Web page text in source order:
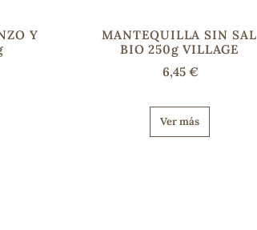
Y
MANTEQUILLA SIN SAL
BIO 250g VILLAGE
6,45 €
Ver más